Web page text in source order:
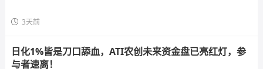
3天前
日化1%皆是刀口舔血，ATI农创未来资金盘已亮红灯，参
与者速离！